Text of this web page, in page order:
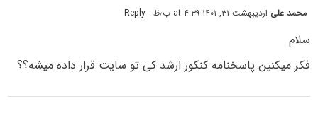
محمد علی اردیبهشت ۳۱, ۱۴۰۱ at ۴:۳۹ ب٫ظ - Reply
سلام
فکر میکنین پاسخنامه کنکور ارشد کی تو سایت قرار داده میشه؟؟